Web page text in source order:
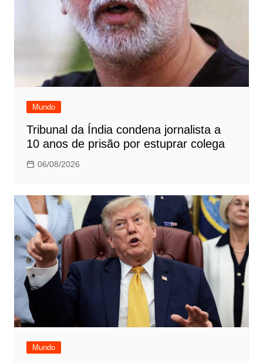
Mundo
Tribunal da Índia condena jornalista a
10 anos de prisão por estuprar colega
06/08/2026
Mundo